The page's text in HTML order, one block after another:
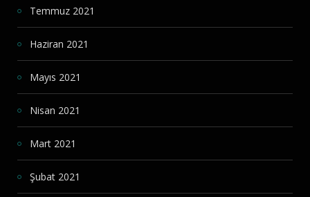
Temmuz 2021
Haziran 2021
Mayıs 2021
Nisan 2021
Mart 2021
Şubat 2021